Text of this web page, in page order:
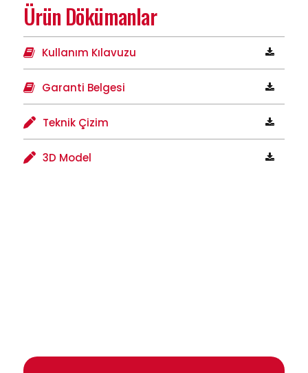
Ürün Dökümanlar
Kullanım Kılavuzu
Garanti Belgesi
Teknik Çizim
3D Model